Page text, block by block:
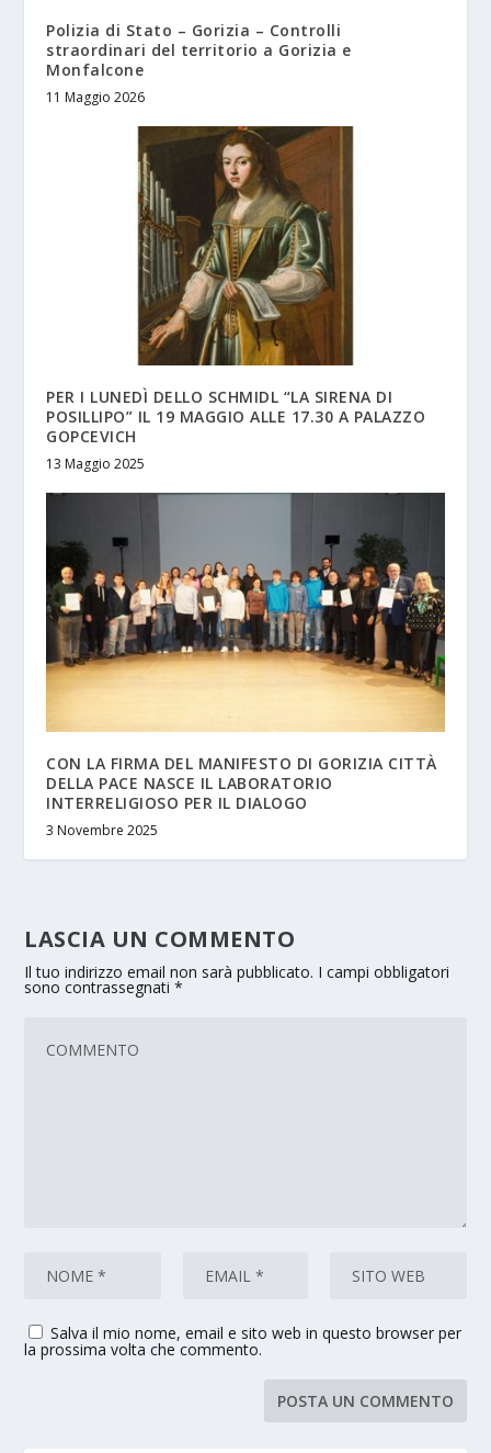
Polizia di Stato – Gorizia – Controlli
straordinari del territorio a Gorizia e
Monfalcone
11 Maggio 2026
PER I LUNEDÌ DELLO SCHMIDL “LA SIRENA DI
POSILLIPO” IL 19 MAGGIO ALLE 17.30 A PALAZZO
GOPCEVICH
13 Maggio 2025
CON LA FIRMA DEL MANIFESTO DI GORIZIA CITTÀ
DELLA PACE NASCE IL LABORATORIO
INTERRELIGIOSO PER IL DIALOGO
3 Novembre 2025
LASCIA UN COMMENTO
Il tuo indirizzo email non sarà pubblicato. I campi obbligatori
sono contrassegnati*
Salva il mio nome, email e sito web in questo browser per
la prossima volta che commento.